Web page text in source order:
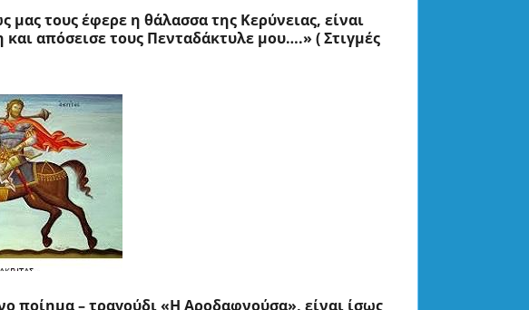
τους έφερε η θάλασσα της Κερύνειας, είναι
απόσεισε τους Πενταδάκτυλε μου….» ( Στιγμές
ποίημα – τραγούδι «Η Αροδαφνούσα», είναι ίσως